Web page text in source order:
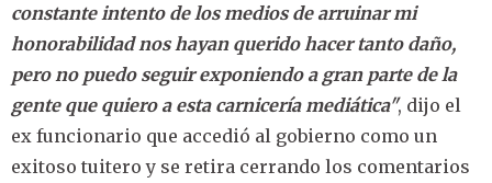
constante intento de los medios de arruinar mi
honorabilidad nos hayan querido hacer tanto daño,
pero no puedo seguir exponiendo a gran parte de la
gente que quiero a esta carnicería mediática", dijo el
ex funcionario que accedió al gobierno como un
exitoso tuitero y se retira cerrando los comentarios